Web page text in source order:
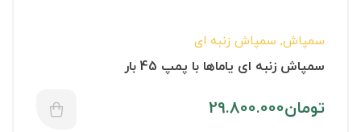
سمپاش, سمپاش زنبه ای
سمپاش زنبه ای یاماها با پمپ 45 بار
تومان29.800.000